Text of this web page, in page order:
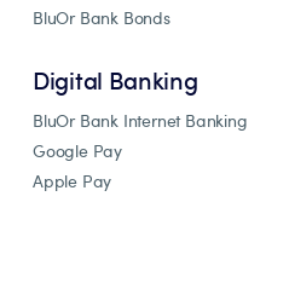
BluOr Bank Bonds
Digital Banking
BluOr Bank Internet Banking
Google Pay
Apple Pay